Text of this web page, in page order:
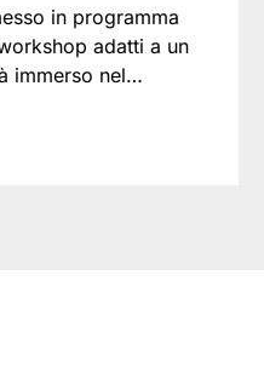
in programma
adatti a un
immerso nel…